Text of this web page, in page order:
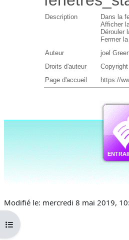
Ouvrir l’index du cours
Modifié le: mercredi 8 mai 2019,